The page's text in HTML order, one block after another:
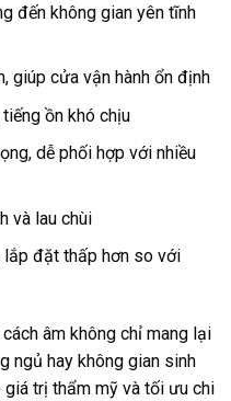
đến không gian yên tĩnh
giúp cửa vận hành ổn định
ồn khó chịu
dễ phối hợp với nhiều
và lau chùi
lắp đặt thấp hơn so với
âm không chỉ mang lại
ngủ hay không gian sinh
giá trị thẩm mỹ và tối ưu chi